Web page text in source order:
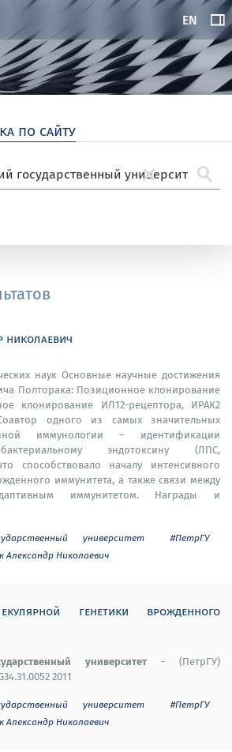
EN
по сайту
николаевич
наук Основные научные достижения
Полторака: Позиционное клонирование
клонирование ИЛ12-рецептора, ИРАК2
одного из самых значительных
иммунологии – идентификации
эндотоксину (ЛПС,
способствовало началу интенсивного
иммунитета, а также связи между
иммунитетом. Награды и
университет
#ПетрГУ
Александр Николаевич
генетики врожденного
университет - (ПетрГУ)
2011
университет
#ПетрГУ
Александр Николаевич